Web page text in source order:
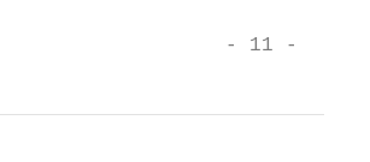
- 11 -